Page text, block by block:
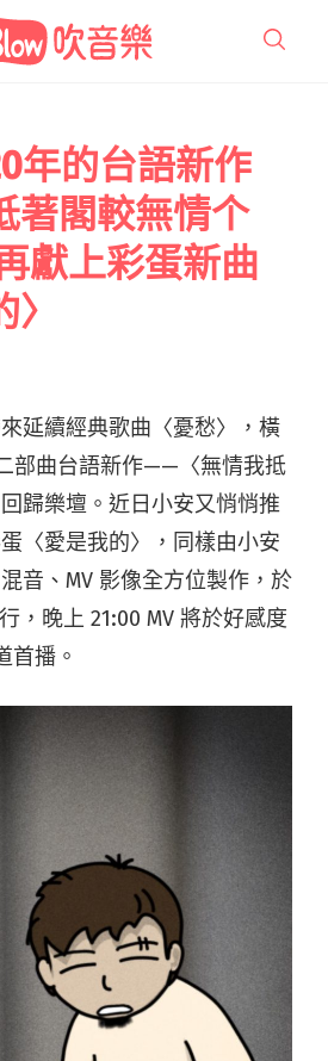
年的台語新作
著閣較無情个
獻上彩蛋新曲
延續經典歌曲〈憂愁〉， 橫
部曲台語新作——〈無情我抵
歸樂壇。近日小安又悄悄推
〈愛是我的〉，同樣由小安
音、MV 影像全方位製作，於
， 晚上 21:00 MV 將於好感度
首播。